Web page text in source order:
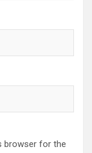
browser for the